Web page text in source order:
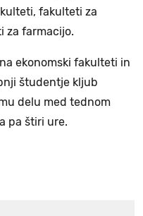
fakulteti za
za farmacijo.
ekonomski fakulteti in
študentje kljub
delu med tednom
pa štiri ure.